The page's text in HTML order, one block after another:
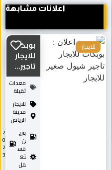
اعلانات مشابهة
بوبكات
للايجار
تاجير...
معدات
ثقيلة
للايجار
مدينة
الرياض
بنزي
ن
مس
تع
مل
2
0
2
3
للايجار